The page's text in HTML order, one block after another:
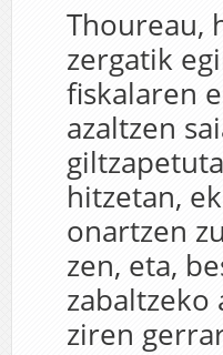
Thoureau,
zergatik
fiskalaren
azaltzen
hitzetan,
onartzen
zen, eta,
zabaltzeko
ziren